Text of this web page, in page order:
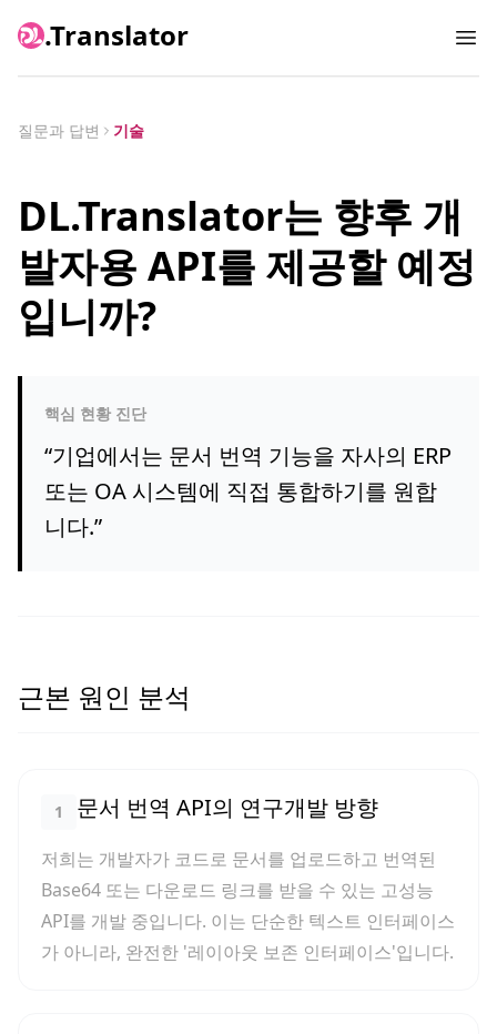
.Translator
질문과 답변 기술
DL.Translator는 향후 개
발자용 API를 제공할 예정
입니까?
핵심 현황 진단
“기업에서는 문서 번역 기능을 자사의 ERP
또는 OA 시스템에 직접 통합하기를 원합
니다.”
근본 원인 분석
1 문서 번역 API의 연구개발 방향
저희는 개발자가 코드로 문서를 업로드하고 번역된
Base64 또는 다운로드 링크를 받을 수 있는 고성능
API를 개발 중입니다. 이는 단순한 텍스트 인터페이스
가 아니라, 완전한 '레이아웃 보존 인터페이스'입니다.